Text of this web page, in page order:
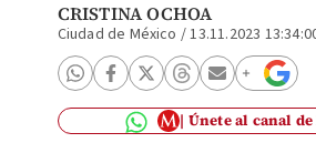
CRISTINA OCHOA
Ciudad de México /13.11.2023
Únete al canal